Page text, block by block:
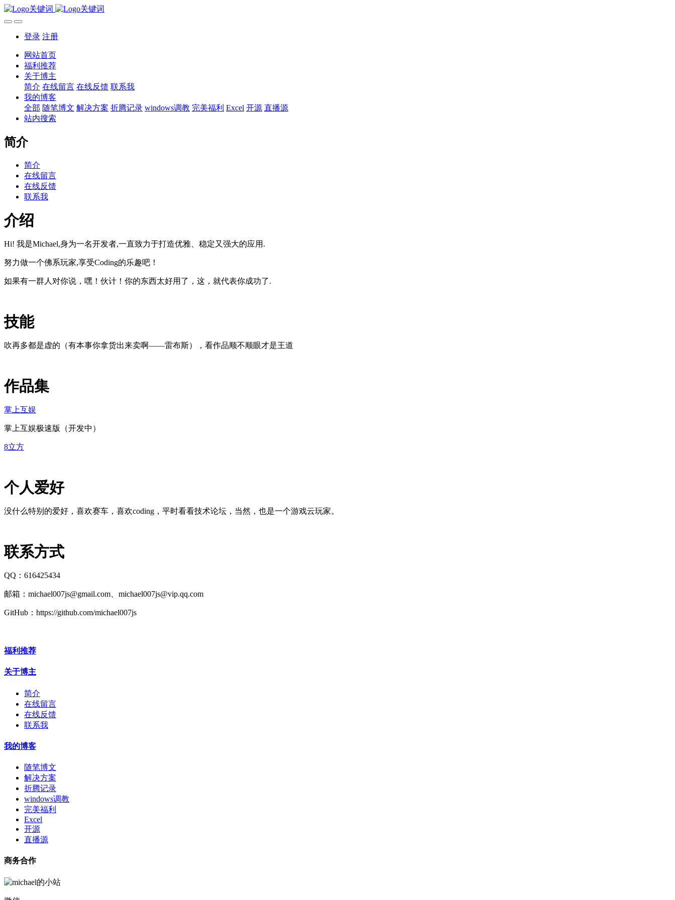
登录 注册
网站首页
福利推荐
关于博主
简介 在线留言 在线反馈 联系我
我的博客
全部 随笔博文 解决方案 折腾记录 windows调教 完美福利 Excel 开源 直播源
站内搜索
简介
简介
在线留言
在线反馈
联系我
介绍
Hi! 我是Michael,身为一名开发者,一直致力于打造优雅、稳定又强大的应用.
努力做一个佛系玩家,享受Coding的乐趣吧！
如果有一群人对你说，嘿！伙计！你的东西太好用了，这，就代表你成功了.
技能
吹再多都是虚的（有本事你拿货出来卖啊——雷布斯），看作品顺不顺眼才是王道
作品集
掌上互娱
掌上互娱极速版（开发中）
8立方
个人爱好
没什么特别的爱好，喜欢赛车，喜欢coding，平时看看技术论坛，当然，也是一个游戏云玩家。
联系方式
QQ：616425434
邮箱：michael007js@gmail.com、michael007js@vip.qq.com
GitHub：https://github.com/michael007js
福利推荐
关于博主
简介
在线留言
在线反馈
联系我
我的博客
随笔博文
解决方案
折腾记录
windows调教
完美福利
Excel
开源
直播源
商务合作